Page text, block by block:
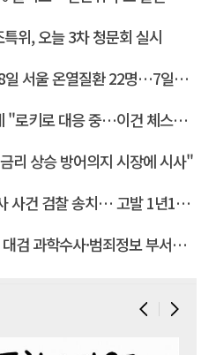
위, 오늘 3차 청문회 실시
울 온열질환 22명…7일째 두자리
키로 대응 중…이건 체스게임"
리 상승 방어의지 시장에 시사"
건 검찰 송치… 고발 1년10개월만
·범죄정보 부서도 수술대에 <연합뉴스>